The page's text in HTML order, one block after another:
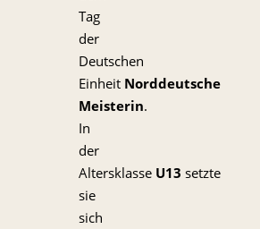
Tag
der
Deutschen
Einheit Norddeutsche
Meisterin.
In
der
Altersklasse U13 setzte
sie
sich